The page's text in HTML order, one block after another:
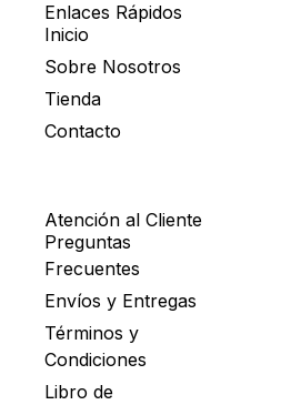
Enlaces Rápidos
Inicio
Sobre Nosotros
Tienda
Contacto
Atención al Cliente
Preguntas
Frecuentes
Envíos y Entregas
Términos y
Condiciones
Libro de